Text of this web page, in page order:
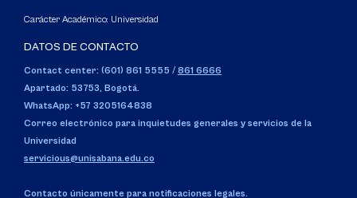
Carácter Académico: Universidad
DATOS DE CONTACTO
Contact center: (601) 861 5555 / 861 6666
Apartado: 53753, Bogotá.
WhatsApp: +57 3205164838
Correo electrónico para inquietudes generales y servicios de la
Universidad
servicious@unisabana.edu.co
Contacto únicamente para notificaciones legales.